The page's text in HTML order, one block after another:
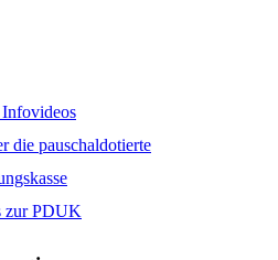
die pauschaldotierte
zur PDUK